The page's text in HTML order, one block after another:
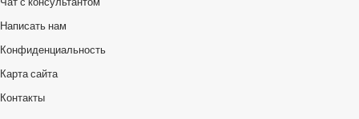
Написать нам
Конфиденциальность
Карта сайта
Контакты